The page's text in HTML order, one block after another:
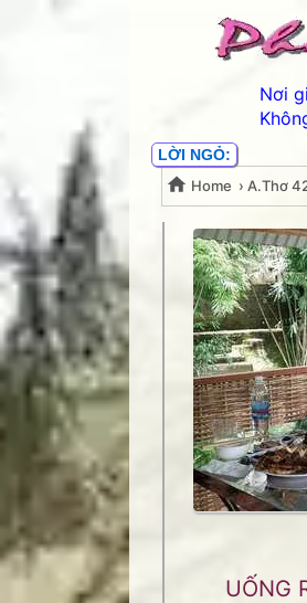
Nơi
LỜI NGỎ:
Home › A.Thơ
Uống
UỐNG